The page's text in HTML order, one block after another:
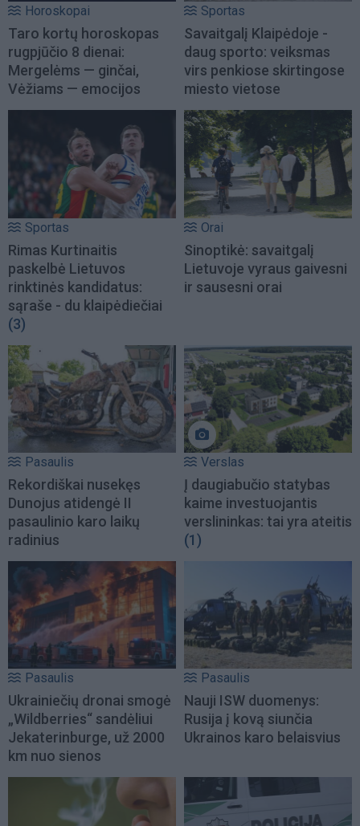
Horoskopai
Taro kortų horoskopas
rugpjūčio 8 dienai:
Mergelėms — ginčai,
Vėžiams — emocijos
Sportas
Savaitgalį Klaipėdoje -
daug sporto: veiksmas
virs penkiose skirtingose
miesto vietose
Sportas
Rimas Kurtinaitis
paskelbė Lietuvos
rinktinės kandidatus:
sąraše - du klaipėdiečiai
(3)
Orai
Sinoptikė: savaitgalį
Lietuvoje vyraus gaivesni
ir sausesni orai
Pasaulis
Rekordiškai nusekęs
Dunojus atidengė II
pasaulinio karo laikų
radinius
Verslas
Į daugiabučio statybas
kaime investuojantis
verslininkas: tai yra ateitis
(1)
Pasaulis
Ukrainiečių dronai smogė
„Wildberries“ sandėliui
Jekaterinburge, už 2000
km nuo sienos
Pasaulis
Nauji ISW duomenys:
Rusija į kovą siunčia
Ukrainos karo belaisvius